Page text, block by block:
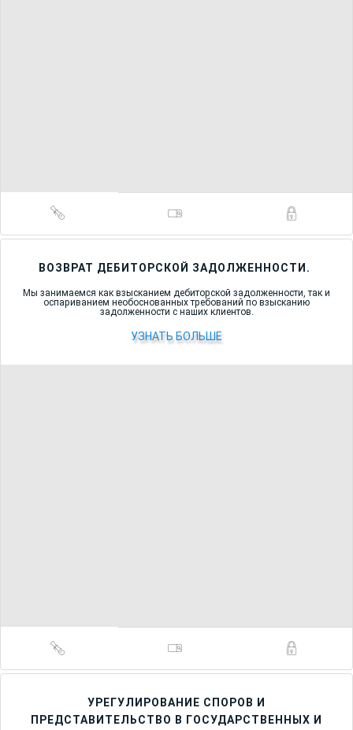
ВОЗВРАТ ДЕБИТОРСКОЙ ЗАДОЛЖЕННОСТИ.
Мы занимаемся как взысканием дебиторской задолженности, так и
оспариванием необоснованных требований по взысканию
задолженности с наших клиентов.
УЗНАТЬ БОЛЬШЕ
УРЕГУЛИРОВАНИЕ СПОРОВ И
ПРЕДСТАВИТЕЛЬСТВО В ГОСУДАРСТВЕННЫХ И